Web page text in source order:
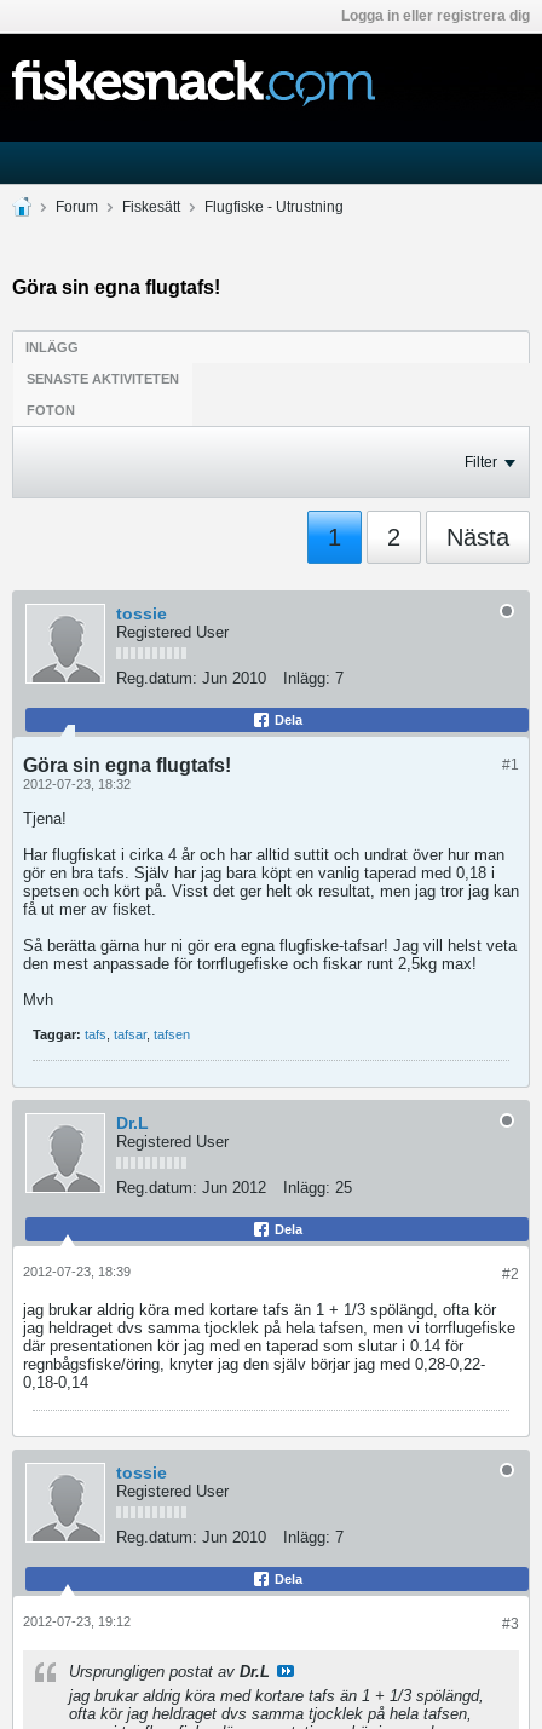
Logga in eller registrera dig
Forum Fiskesätt Flugfiske - Utrustning
Göra sin egna flugtafs!
INLÄGG
SENASTE AKTIVITETEN
FOTON
Filter
1 2 Nästa
tossie
Registered User
Reg.datum: Jun 2010 Inlägg: 7
Dela
#1
Göra sin egna flugtafs!
2012-07-23, 18:32
Tjena!
Har flugfiskat i cirka 4 år och har alltid suttit och undrat över hur man
gör en bra tafs. Själv har jag bara köpt en vanlig taperad med 0,18 i
spetsen och kört på. Visst det ger helt ok resultat, men jag tror jag kan
få ut mer av fisket.
Så berätta gärna hur ni gör era egna flugfiske-tafsar! Jag vill helst veta
den mest anpassade för torrflugefiske och fiskar runt 2,5kg max!
Mvh
Taggar: tafs tafsar, tafsen
Dr.L
Registered User
Reg.datum: Jun 2012 Inlägg: 25
Dela
#2
2012-07-23, 18:39
jag brukar aldrig köra med kortare tafs än 1 + 1/3 spölängd, ofta kör
jag heldraget dvs samma tjocklek på hela tafsen, men vi torrflugefiske
där presentationen kör jag med en taperad som slutar i 0.14 för
regnbågsfiske/öring, knyter jag den själv börjar jag med 0,28-0,22-
0,18-0,14
tossie
Registered User
Reg.datum: Jun 2010 Inlägg: 7
Dela
#3
2012-07-23, 19:12
Ursprungligen postat av Dr.L
jag brukar aldrig köra med kortare tafs än 1 + 1/3 spölängd,
ofta kör jag heldraget dvs samma tjocklek på hela tafsen,